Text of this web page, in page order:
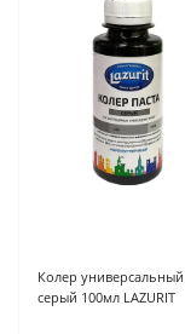
Для юридических
онлайн оплате
Подробнее о
Колер
серый 100мл LAZURIT